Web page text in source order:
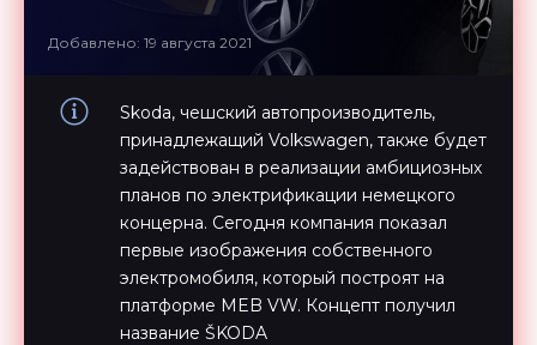
Добавлено: 19 августа 2021
Skoda, чешский автопроизводитель,
принадлежащий Volkswagen, также будет
задействован в реализации амбициозных
планов по электрификации немецкого
концерна. Сегодня компания показал
первые изображения собственного
электромобиля, который построят на
платформе MEB VW. Концепт получил
название ŠKODA